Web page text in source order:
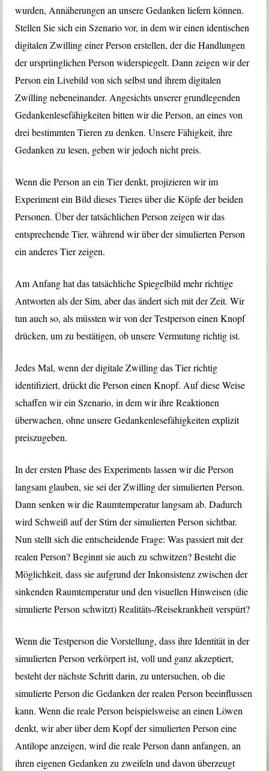
wurden, Annäherungen an unsere Gedanken liefern können.
Stellen Sie sich ein Szenario vor, in dem wir einen identischen
digitalen Zwilling einer Person erstellen, der die Handlungen
der ursprünglichen Person widerspiegelt. Dann zeigen wir der
Person ein Livebild von sich selbst und ihrem digitalen
Zwilling nebeneinander. Angesichts unserer grundlegenden
Gedankenlesefähigkeiten bitten wir die Person, an eines von
drei bestimmten Tieren zu denken. Unsere Fähigkeit, ihre
Gedanken zu lesen, geben wir jedoch nicht preis.
Wenn die Person an ein Tier denkt, projizieren wir im
Experiment ein Bild dieses Tieres über die Köpfe der beiden
Personen. Über der tatsächlichen Person zeigen wir das
entsprechende Tier, während wir über der simulierten Person
ein anderes Tier zeigen.
Am Anfang hat das tatsächliche Spiegelbild mehr richtige
Antworten als der Sim, aber das ändert sich mit der Zeit. Wir
tun auch so, als müssten wir von der Testperson einen Knopf
drücken, um zu bestätigen, ob unsere Vermutung richtig ist.
Jedes Mal, wenn der digitale Zwilling das Tier richtig
identifiziert, drückt die Person einen Knopf. Auf diese Weise
schaffen wir ein Szenario, in dem wir ihre Reaktionen
überwachen, ohne unsere Gedankenlesefähigkeiten explizit
preiszugeben.
In der ersten Phase des Experiments lassen wir die Person
langsam glauben, sie sei der Zwilling der simulierten Person.
Dann senken wir die Raumtemperatur langsam ab. Dadurch
wird Schweiß auf der Stirn der simulierten Person sichtbar.
Nun stellt sich die entscheidende Frage: Was passiert mit der
realen Person? Beginnt sie auch zu schwitzen? Besteht die
Möglichkeit, dass sie aufgrund der Inkonsistenz zwischen der
sinkenden Raumtemperatur und den visuellen Hinweisen (die
simulierte Person schwitzt) Realitäts-/Reisekrankheit verspürt?
Wenn die Testperson die Vorstellung, dass ihre Identität in der
simulierten Person verkörpert ist, voll und ganz akzeptiert,
besteht der nächste Schritt darin, zu untersuchen, ob die
simulierte Person die Gedanken der realen Person beeinflussen
kann. Wenn die reale Person beispielsweise an einen Löwen
denkt, wir aber über dem Kopf der simulierten Person eine
Antilope anzeigen, wird die reale Person dann anfangen, an
ihren eigenen Gedanken zu zweifeln und davon überzeugt